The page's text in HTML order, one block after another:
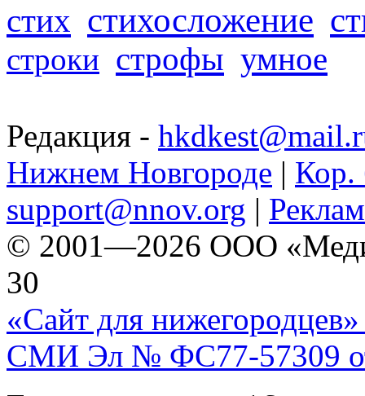
стих стихосложение
строки строфы умное
Редакция -
Нижнем Новгороде | Кор.
support@nnov.org |
© 2001—2026 ООО
30
«Сайт для нижегородцев»
СМИ Эл № ФС77-57309